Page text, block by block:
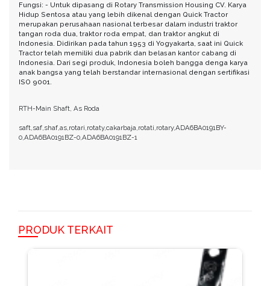
Fungsi: - Untuk dipasang di Rotary Transmission Housing CV. Karya
Hidup Sentosa atau yang lebih dikenal dengan Quick Tractor
merupakan perusahaan nasional terbesar dalam industri traktor
tangan roda dua, traktor roda empat, dan traktor angkut di
Indonesia. Didirikan pada tahun 1953 di Yogyakarta, saat ini Quick
Tractor telah memiliki dua pabrik dan belasan kantor cabang di
Indonesia. Dari segi produk, Indonesia boleh bangga denga karya
anak bangsa yang telah berstandar internasional dengan sertifikasi
ISO 9001.
RTH-Main Shaft, As Roda
saft,saf,shaf,as,rotari,rotaty,cakarbaja,rotati,rotary,ADA6BA0191BY-
0,ADA6BA0191BZ-0,ADA6BA0191BZ-1
PRODUK TERKAIT